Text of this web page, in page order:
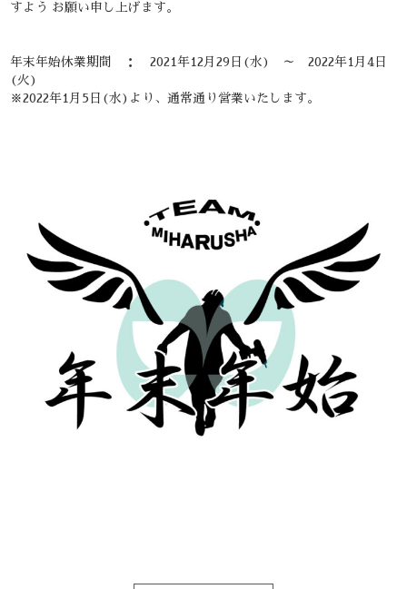
すよう お願い申し上げます。
年末年始休業期間 ： 2021年12月29日(水) ～ 2022年1月4日
(火)
※2022年1月5日(水)より、通常通り営業いたします。